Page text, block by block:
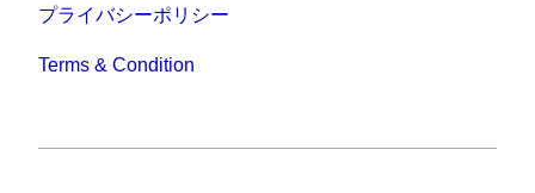
プライバシーポリシー
Terms & Condition